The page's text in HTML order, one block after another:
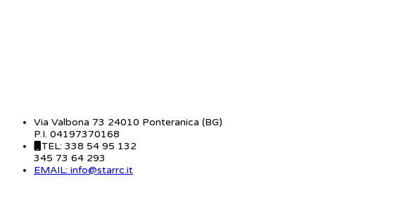
Via Valbona 73 24010 Ponteranica (BG)
P.I. 04197370168
TEL: 338 54 95 132
345 73 64 293
EMAIL: info@starrc.it